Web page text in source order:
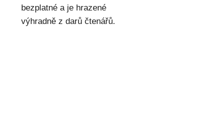
bezplatné a je hrazené
výhradně z darů čtenářů.